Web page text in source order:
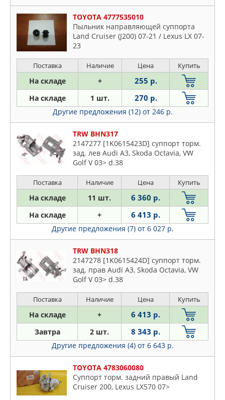
KIA
KORTEX
KRAUF
LAND ROVER
LONGHO
LYNXAUTO
MAGTECHNIC
MANDO
MASUMA
MAZDA
MILES
MITSUBISHI
NSP
NTY
OPEL
OSSCA
PATRON
PEUGEOT
QUATTRO FRENI
RENAULT
STELLOX
TATSUMI
TOYOTA
Peugeot
Porsche
Renault
Rover
Saab
Seat
Skoda
Ssangyong
Subaru
Suzuki
Toyota
VW
Volvo
TOYOTA 4777535010
Пыльник направляющей суппорта
Land Cruiser (J200) 07-21 / Lexus LX 07-
23
Поставка Наличие Цена Купить
На складе + 255 р.
На складе 1 шт. 270 р.
Другие предложения (12) от 246 р.
TRW BHN317
2147277 [1K0615423D] суппорт торм.
зад. лев Audi A3, Skoda Octavia, VW
Golf V 03> d.38
Поставка Наличие Цена Купить
На складе 11 шт. 6 360 р.
На складе + 6 413 р.
Другие предложения (7) от 6 027 р.
TRW BHN318
2147278 [1K0615424D] суппорт торм.
зад. прав Audi A3, Skoda Octavia, VW
Golf V 03> d.38
Поставка Наличие Цена Купить
На складе + 6 413 р.
Завтра 2 шт. 8 343 р.
Другие предложения (4) от 6 643 р.
TOYOTA 4783060080
Суппорт торм. задний правый Land
Cruiser 200, Lexus LX570 07>